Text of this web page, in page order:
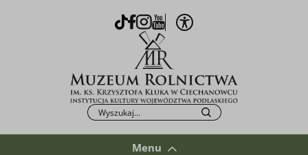
TikTok
Facebook
Instagram
YoutubeOtwórz opcje WCAG
Po kliknięciu przycisku fraza zostanie
Szukaj
Menu